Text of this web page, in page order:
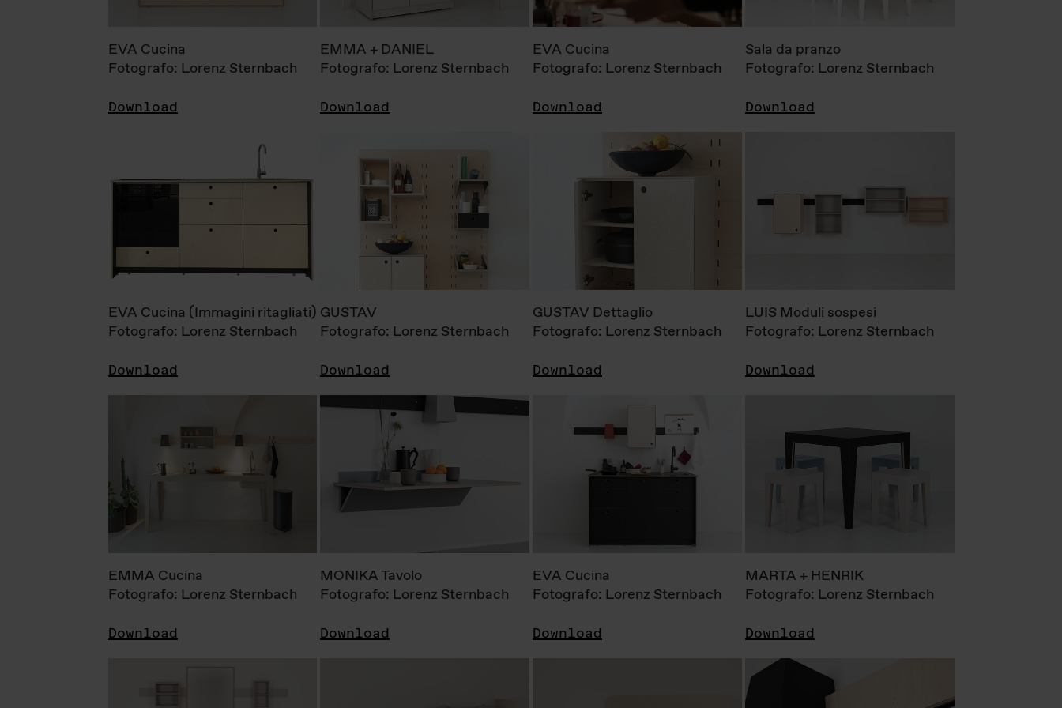
EVA Cucina
Fotografo: Lorenz Sternbach
Download
EMMA + DANIEL
Fotografo: Lorenz Sternbach
Download
EVA Cucina
Fotografo: Lorenz Sternbach
Download
Sala da pranzo
Fotografo: Lorenz Sternbach
Download
EVA Cucina (Immagini ritagliati)
Fotografo: Lorenz Sternbach
Download
GUSTAV
Fotografo: Lorenz Sternbach
Download
GUSTAV Dettaglio
Fotografo: Lorenz Sternbach
Download
LUIS Moduli sospesi
Fotografo: Lorenz Sternbach
Download
EMMA Cucina
Fotografo: Lorenz Sternbach
Download
MONIKA Tavolo
Fotografo: Lorenz Sternbach
Download
EVA Cucina
Fotografo: Lorenz Sternbach
Download
MARTA + HENRIK
Fotografo: Lorenz Sternbach
Download